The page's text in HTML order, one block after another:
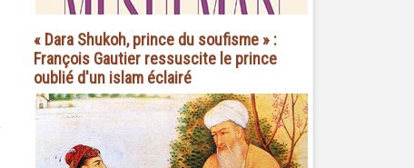
« Dara Shukoh, prince du soufisme » :
François Gautier ressuscite le prince
oublié d'un islam éclairé